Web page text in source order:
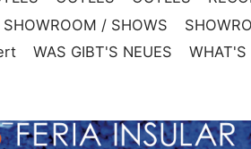
SHOWROOM / SHOWS
WAS GIBT'S NEUES WHAT'S